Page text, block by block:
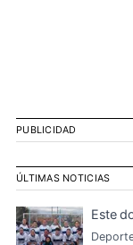
PUBLICIDAD
ÚLTIMAS NOTICIAS
Este